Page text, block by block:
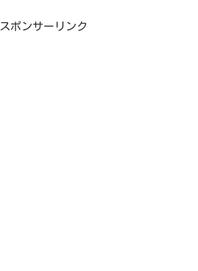
スポンサーリンク